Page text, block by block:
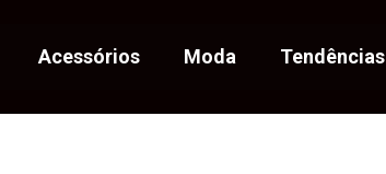
Acessórios Moda Tendências